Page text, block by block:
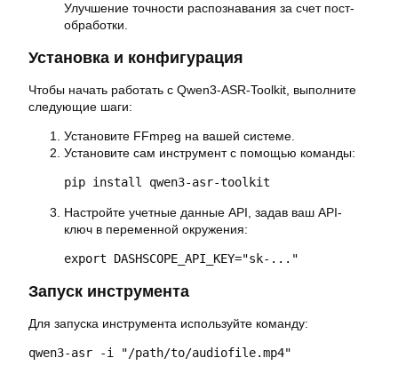
Улучшение точности распознавания за счет пост-
обработки.
Установка и конфигурация
Чтобы начать работать с Qwen3-ASR-Toolkit, выполните
следующие шаги:
Установите FFmpeg на вашей системе.
Установите сам инструмент с помощью команды:
pip install qwen3-asr-toolkit
Настройте учетные данные API, задав ваш API-
ключ в переменной окружения:
export DASHSCOPE_API_KEY="sk-..."
Запуск инструмента
Для запуска инструмента используйте команду:
qwen3-asr -i "/path/to/audiofile.mp4"